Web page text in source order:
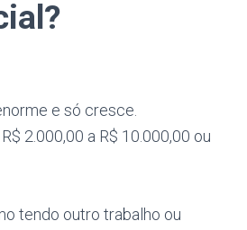
e só cresce.
2.000,00 a R$ 10.000,00 ou
tendo outro trabalho ou